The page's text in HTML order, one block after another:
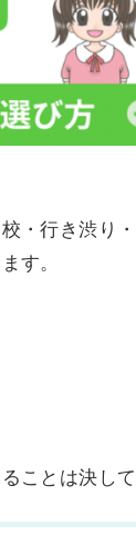
・行き渋り
す。
ことは決し